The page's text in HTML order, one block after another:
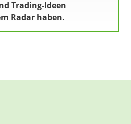
Trading-Ideen
Radar haben.